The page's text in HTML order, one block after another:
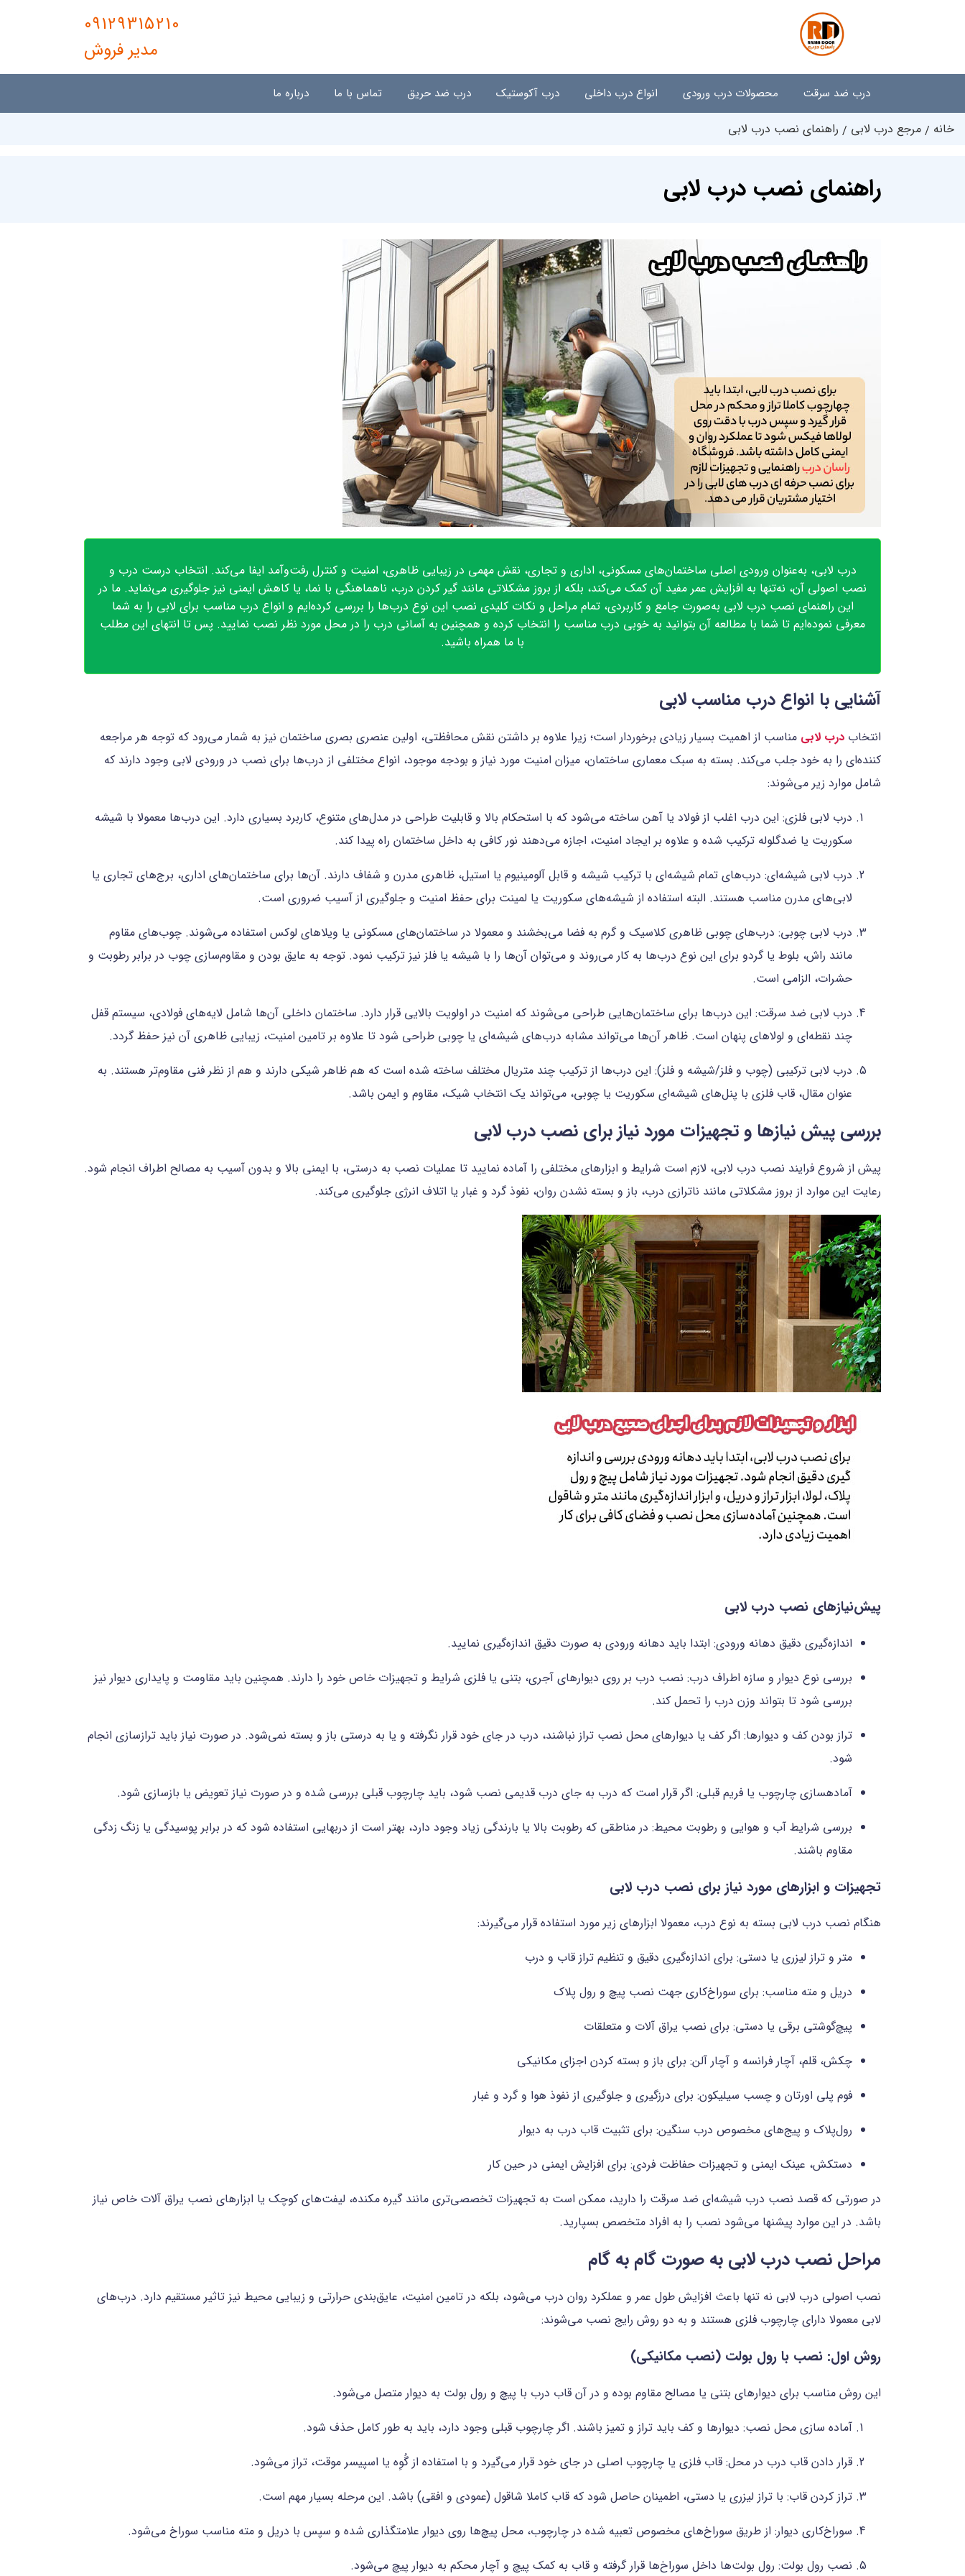
09129315210
مدیر فروش
درب ضد سرقت محصولات درب ورودی انواع درب داخلی درب آکوستیک درب ضد حریق تماس با ما درباره ما
خانه مرجع درب لابی راهنمای نصب درب لابی
راهنمای نصب درب لابی
درب لابی، به‌عنوان ورودی اصلی ساختمان‌های مسکونی، اداری و تجاری، نقش مهمی در زیبایی ظاهری، امنیت و کنترل رفت‌وآمد ایفا می‌کند. انتخاب درست درب و
نصب اصولی آن، نه‌تنها به افزایش عمر مفید آن کمک می‌کند، بلکه از بروز مشکلاتی مانند گیر کردن درب، ناهماهنگی با نما، یا کاهش ایمنی نیز جلوگیری می‌نماید. ما در
این راهنمای نصب درب لابی به‌صورت جامع و کاربردی، تمام مراحل و نکات کلیدی نصب این نوع درب‌ها را بررسی کرده‌ایم و انواع درب مناسب برای لابی را به شما
معرفی نموده‌ایم تا شما با مطالعه آن بتوانید به خوبی درب مناسب را انتخاب کرده و همچنین به آسانی درب را در محل مورد نظر نصب نمایید. پس تا انتهای این مطلب
با ما همراه باشید.
آشنایی با انواع درب مناسب لابی
انتخاب درب لابی مناسب از اهمیت بسیار زیادی برخوردار است؛ زیرا علاوه بر داشتن نقش محافظتی، اولین عنصری بصری ساختمان نیز به شمار می‌رود که توجه هر مراجعه
کننده‌ای را به خود جلب می‌کند. بسته به سبک معماری ساختمان، میزان امنیت مورد نیاز و بودجه موجود، انواع مختلفی از درب‌ها برای نصب در ورودی لابی وجود دارند که
شامل موارد زیر می‌شوند:
درب لابی فلزی: این درب اغلب از فولاد یا آهن ساخته می‌شود که با استحکام بالا و قابلیت طراحی در مدل‌های متنوع، کاربرد بسیاری دارد. این درب‌ها معمولا با شیشه
سکوریت یا ضدگلوله ترکیب شده و علاوه بر ایجاد امنیت، اجازه می‌دهند نور کافی به داخل ساختمان راه پیدا کند.
درب لابی شیشه‌ای: درب‌های تمام شیشه‌ای با ترکیب شیشه و قابل آلومینیوم یا استیل، ظاهری مدرن و شفاف دارند. آن‌ها برای ساختمان‌های اداری، برج‌های تجاری یا
لابی‌های مدرن مناسب هستند. البته استفاده از شیشه‌های سکوریت یا لمینت برای حفظ امنیت و جلوگیری از آسیب ضروری است.
درب لابی چوبی: درب‌های چوبی ظاهری کلاسیک و گرم به فضا می‌بخشند و معمولا در ساختمان‌های مسکونی یا ویلاهای لوکس استفاده می‌شوند. چوب‌های مقاوم
مانند راش، بلوط یا گردو برای این نوع درب‌ها به کار می‌روند و می‌توان آن‌ها را با شیشه یا فلز نیز ترکیب نمود. توجه به عایق بودن و مقاوم‌سازی چوب در برابر رطوبت و
حشرات، الزامی است.
درب لابی ضد سرقت: این درب‌ها برای ساختمان‌هایی طراحی می‌شوند که امنیت در اولویت بالایی قرار دارد. ساختمان داخلی آن‌ها شامل لایه‌های فولادی، سیستم قفل
چند نقطه‌ای و لولاهای پنهان است. ظاهر آن‌ها می‌تواند مشابه درب‌های شیشه‌ای یا چوبی طراحی شود تا علاوه بر تامین امنیت، زیبایی ظاهری آن نیز حفظ گردد.
درب لابی ترکیبی (چوب و فلز/شیشه و فلز): این درب‌ها از ترکیب چند متریال مختلف ساخته شده است که هم ظاهر شیکی دارند و هم از نظر فنی مقاوم‌تر هستند. به
عنوان مقال، قاب فلزی با پنل‌های شیشه‌ای سکوریت یا چوبی، می‌تواند یک انتخاب شیک، مقاوم و ایمن باشد.
بررسی پیش نیازها و تجهیزات مورد نیاز برای نصب درب لابی
پیش از شروع فرایند نصب درب لابی، لازم است شرایط و ابزارهای مختلفی را آماده نمایید تا عملیات نصب به درستی، با ایمنی بالا و بدون آسیب به مصالح اطراف انجام شود.
رعایت این موارد از بروز مشکلاتی مانند ناترازی درب، باز و بسته نشدن روان، نفوذ گرد و غبار یا اتلاف انرژی جلوگیری می‌کند.
پیش‌نیازهای نصب درب لابی
اندازه‌گیری دقیق دهانه ورودی: ابتدا باید دهانه ورودی به صورت دقیق اندازه‌گیری نمایید.
بررسی نوع دیوار و سازه اطراف درب: نصب درب بر روی دیوارهای آجری، بتنی یا فلزی شرایط و تجهیزات خاص خود را دارند. همچنین باید مقاومت و پایداری دیوار نیز
بررسی شود تا بتواند وزن درب را تحمل کند.
تراز بودن کف و دیوارها: اگر کف یا دیوارهای محل نصب تراز نباشند، درب در جای خود قرار نگرفته و یا به درستی باز و بسته نمی‌شود. در صورت نیاز باید ترازسازی انجام
شود.
آماده‎سازی چارچوب یا فریم قبلی: اگر قرار است که درب به جای درب قدیمی نصب شود، باید چارچوب قبلی بررسی شده و در صورت نیاز تعویض یا بازسازی شود.
بررسی شرایط آب و هوایی و رطوبت محیط: در مناطقی که رطوبت بالا یا بارندگی زیاد وجود دارد، بهتر است از درب‎هایی استفاده شود که در برابر پوسیدگی یا زنگ زدگی
مقاوم باشند.
تجهیزات و ابزارهای مورد نیاز برای نصب درب لابی
هنگام نصب درب لابی بسته به نوع درب، معمولا ابزارهای زیر مورد استفاده قرار می‌گیرند:
متر و تراز لیزری یا دستی: برای اندازه‌گیری دقیق و تنظیم تراز قاب و درب
دریل و مته مناسب: برای سوراخ‌کاری جهت نصب پیچ و رول پلاک
پیچ‌گوشتی برقی یا دستی: برای نصب یراق آلات و متعلقات
چکش، قلم، آچار فرانسه و آچار آلن: برای باز و بسته کردن اجزای مکانیکی
فوم پلی اورتان و چسب سیلیکون: برای درزگیری و جلوگیری از نفوذ هوا و گرد و غبار
رول‌پلاک و پیج‌های مخصوص درب سنگین: برای تثبیت قاب درب به دیوار
دستکش، عینک ایمنی و تجهیزات حفاظت فردی: برای افزایش ایمنی در حین کار
در صورتی که قصد نصب درب شیشه‌ای ضد سرقت را دارید، ممکن است به تجهیزات تخصصی‌تری مانند گیره مکنده، لیفت‌های کوچک یا ابزارهای نصب یراق آلات خاص نیاز
باشد. در این موارد پیشنها می‌شود نصب را به افراد متخصص بسپارید.
مراحل نصب درب لابی به صورت گام به گام
نصب اصولی درب لابی نه تنها باعث افزایش طول عمر و عملکرد روان درب می‌شود، بلکه در تامین امنیت، عایق‌بندی حرارتی و زیبایی محیط نیز تاثیر مستقیم دارد. درب‌های
لابی معمولا دارای چارچوب فلزی هستند و به دو روش رایج نصب می‌شوند:
روش اول: نصب با رول بولت (نصب مکانیکی)
این روش مناسب برای دیوارهای بتنی یا مصالح مقاوم بوده و در آن قاب درب با پیچ و رول بولت به دیوار متصل می‌شود.
آماده سازی محل نصب: دیوارها و کف باید تراز و تمیز باشند. اگر چارچوب قبلی وجود دارد، باید به طور کامل حذف شود.
قرار دادن قاب درب در محل: قاب فلزی یا چارچوب اصلی در جای خود قرار می‌گیرد و با استفاده از گُوِه یا اسپیسر موقت، تراز می‌شود.
تراز کردن قاب: با تراز لیزری یا دستی، اطمینان حاصل شود که قاب کاملا شاقول (عمودی و افقی) باشد. این مرحله بسیار مهم است.
سوراخ‌کاری دیوار: از طریق سوراخ‌های مخصوص تعبیه شده در چارچوب، محل پیچ‌ها روی دیوار علامت‎گذاری شده و سپس با دریل و مته مناسب سوراخ می‌شود.
نصب رول بولت: رول بولت‌ها داخل سوراخ‌ها قرار گرفته و قاب به کمک پیچ و آچار محکم به دیوار پیچ می‌شود.